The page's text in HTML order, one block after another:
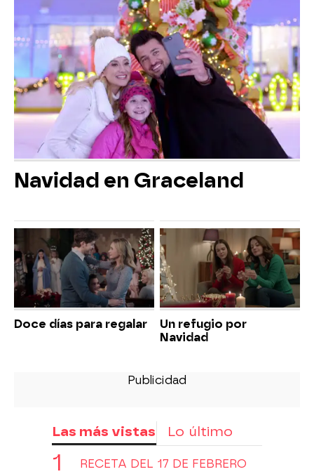
Navidad en Graceland
Doce días para regalar
Un refugio por
Navidad
Las más vistas Lo último
RECETA DEL 17 DE FEBRERO